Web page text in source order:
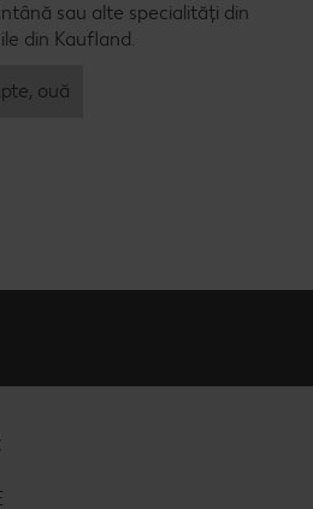
sau alte specialități din
din Kaufland.
ouă